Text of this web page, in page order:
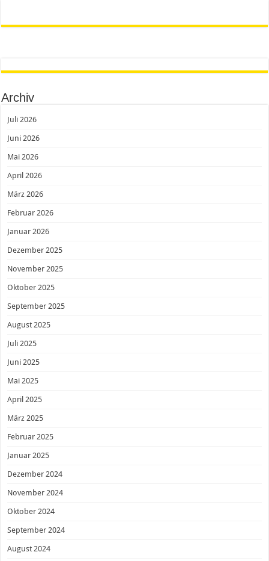
Archiv
Juli 2026
Juni 2026
Mai 2026
April 2026
März 2026
Februar 2026
Januar 2026
Dezember 2025
November 2025
Oktober 2025
September 2025
August 2025
Juli 2025
Juni 2025
Mai 2025
April 2025
März 2025
Februar 2025
Januar 2025
Dezember 2024
November 2024
Oktober 2024
September 2024
August 2024